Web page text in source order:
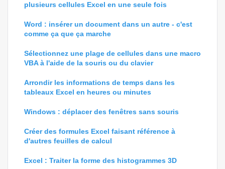
plusieurs cellules Excel en une seule fois
Word : insérer un document dans un autre - c'est
comme ça que ça marche
Sélectionnez une plage de cellules dans une macro
VBA à l'aide de la souris ou du clavier
Arrondir les informations de temps dans les
tableaux Excel en heures ou minutes
Windows : déplacer des fenêtres sans souris
Créer des formules Excel faisant référence à
d'autres feuilles de calcul
Excel : Traiter la forme des histogrammes 3D